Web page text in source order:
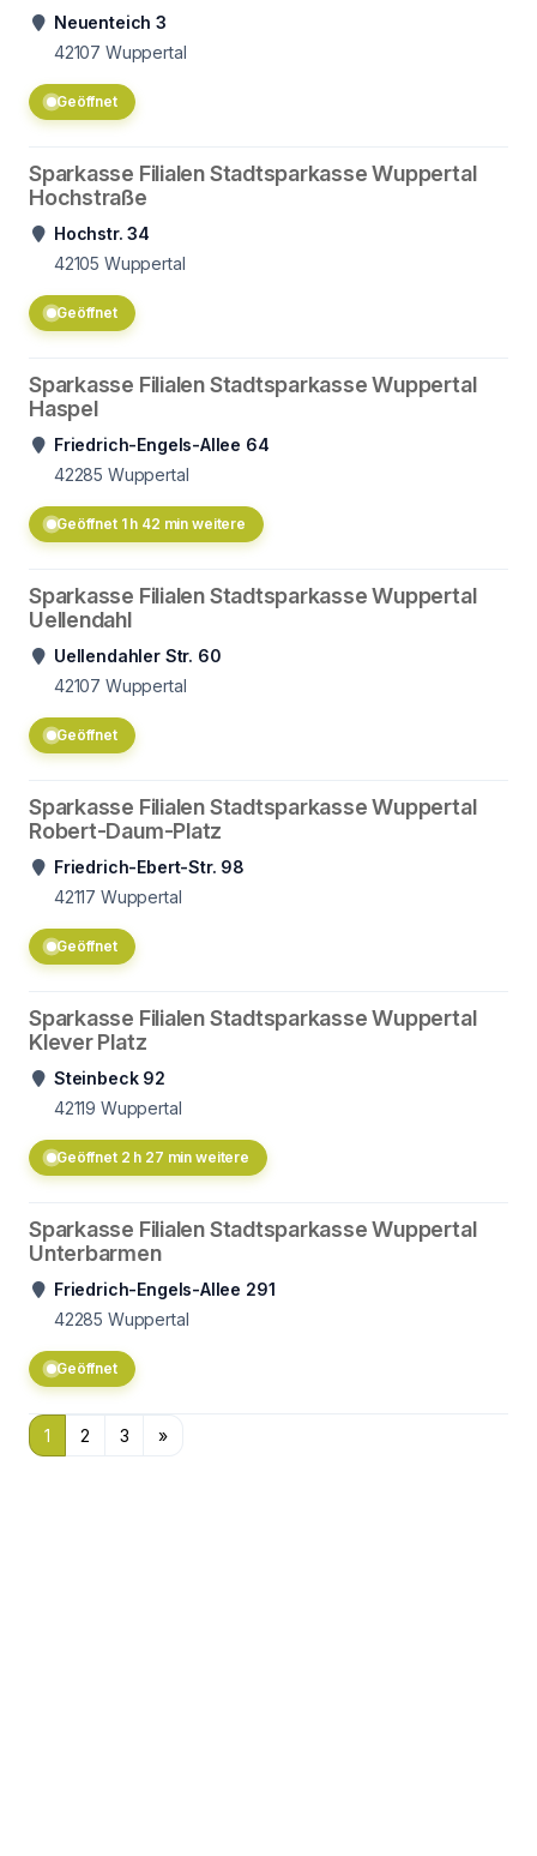
Neuenteich 3
42107 Wuppertal
Geöffnet
Sparkasse Filialen Stadtsparkasse Wuppertal
Hochstraße
Hochstr. 34
42105 Wuppertal
Geöffnet
Sparkasse Filialen Stadtsparkasse Wuppertal
Haspel
Friedrich-Engels-Allee 64
42285 Wuppertal
Geöffnet 1 h 42 min weitere
Sparkasse Filialen Stadtsparkasse Wuppertal
Uellendahl
Uellendahler Str. 60
42107 Wuppertal
Geöffnet
Sparkasse Filialen Stadtsparkasse Wuppertal
Robert-Daum-Platz
Friedrich-Ebert-Str. 98
42117 Wuppertal
Geöffnet
Sparkasse Filialen Stadtsparkasse Wuppertal
Klever Platz
Steinbeck 92
42119 Wuppertal
Geöffnet 2 h 27 min weitere
Sparkasse Filialen Stadtsparkasse Wuppertal
Unterbarmen
Friedrich-Engels-Allee 291
42285 Wuppertal
Geöffnet
1 2 3 »